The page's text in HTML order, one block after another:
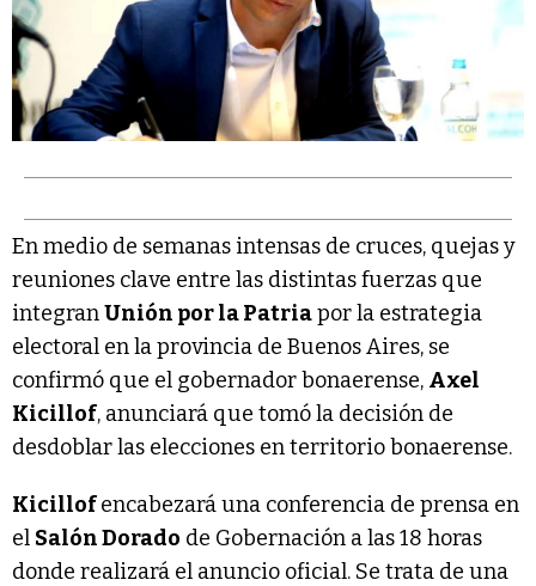
En medio de semanas intensas de cruces, quejas y
reuniones clave entre las distintas fuerzas que
integranUnión por la Patriapor la estrategia
electoral en la provincia de Buenos Aires, se
confirmó que el gobernador bonaerense, Axel
Kicillof, anunciará que tomó la decisión de
desdoblar las elecciones en territorio bonaerense.
Kicillofencabezará una conferencia de prensa en
el Salón Dorado de Gobernación a las 18 horas
donde realizará el anuncio oficial. Se trata de una